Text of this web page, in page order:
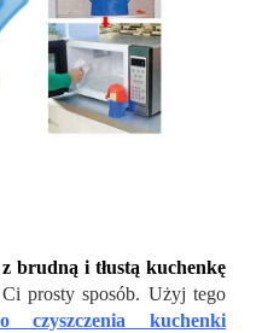
brudną i tłustą kuchenkę
prosty sposób. Użyj tego
czyszczenia kuchenki